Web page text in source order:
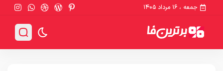
جمعه ، ۱۶ مرداد ۱۴۰۵